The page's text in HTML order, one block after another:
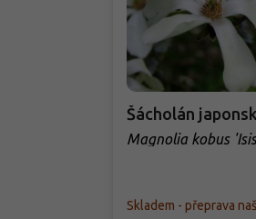
Šácholán
Magnolia kobus
Skladem - přeprava